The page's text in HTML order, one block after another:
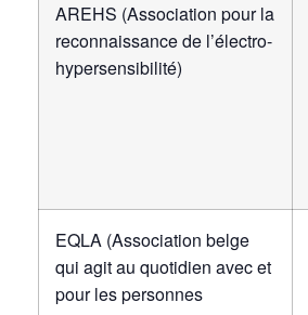
AREHS (Association pour la
reconnaissance de l’électro-
hypersensibilité)
EQLA (Association belge
qui agit au quotidien avec et
pour les personnes